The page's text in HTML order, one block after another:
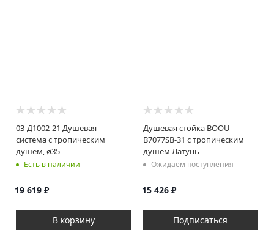
03-Д1002-21 Душевая
система с тропическим
душем, ø35
Есть в наличии
19 619 ₽
В корзину
Душевая стойка BOOU
B7077SB-31 с тропическим
душем Латунь
Ожидаем поступления
15 426₽
Подписаться